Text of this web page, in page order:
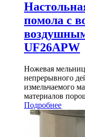
помола с
UF26APW
Ножевая
непрерывного
измельчаемого
материалов
Подробнее